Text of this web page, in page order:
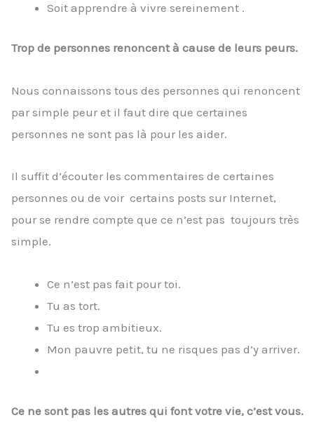
Soit apprendre à vivre sereinement .
Trop de personnes renoncent à cause de leurs peurs.
Nous connaissons tous des personnes qui renoncent
par simple peur et il faut dire que certaines
personnes ne sont pas là pour les aider.
Il suffit d’écouter les commentaires de certaines
personnes ou de voir certains posts sur Internet,
pour se rendre compte que ce n’est pas toujours très
simple.
Ce n’est pas fait pour toi.
Tu as tort.
Tu es trop ambitieux.
Mon pauvre petit, tu ne risques pas d’y arriver.
Ce ne sont pas les autres qui font votre vie, c’est vous.